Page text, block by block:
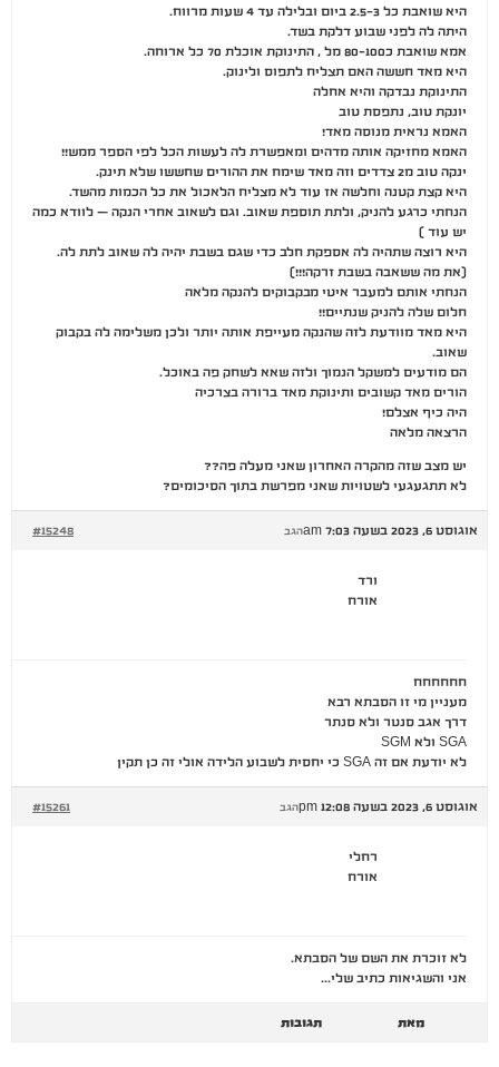
היא שואבת כל 2.5-3 ביום ובלילה עד 4 שעות מרווח.
היתה לה לפני שבוע דלקת בשד.
אמא שואבת כ80-100 מל , התינוקת אוכלת 70 כל ארוחה.
היא מאד חששה האם תצליח לתפוס ולינוק.
התינוקת נבדקה והיא אחלה
יונקת טוב, נתפסת טוב
האמא נראית מנוסה מאד!
האמא מחזיקה אותה מדהים ומאפשרת לה לעשות הכל לפי הספר ממש!!
ינקה טוב מ2 צדדים וזה מאד שימח את ההורים שחששו שלא תינק.
היא קצת קטנה וחלשה אז עוד לא מצליח הלאכול את כל הכמות מהשד.
הנחתי כרגע להניק, ולתת תוספת שאוב. וגם לשאוב אחרי הנקה – לוודא כמה
יש עוד )
היא רוצה שתהיה לה אספקת חלב כדי שגם בשבת יהיה לה שאוב לתת לה.
(את מה ששאבה בשבת זרקה!!!)
הנחתי אותם למעבר איטי מבקבוקים להנקה מלאה
חלום שלה להניק שנתיים!!
היא מאד מוודעת לזה שהנקה מעייפת אותה יותר ולכן משלימה לה בקבוק
שאוב.
הם מודעים למשקל הנמוך ולזה שאא לשחק פה באוכל.
הורים מאד קשובים ותינוקת מאד ברורה בצרכיה
היה כיף אצלם!
הרצאה מלאה
יש מצב שזה מהקרה האחרון שאני מעלה פה??
לא תתגעגעי לשטויות שאני מפרשת בתוך הסיכומים?
אוגוסט 6, 2023 בשעה 7:03 am #15248 הגב
ורד
אורח
חחחחחח
מעניין מי זו הסבתא רבא
דרך אגב סנטר ולא סנתר
SGA ולא SGM
לא יודעת אם זה SGA כי יחסית לשבוע הלידה אולי זה כן תקין
אוגוסט 6, 2023 בשעה 12:08 pm #15261 הגב
רחלי
אורח
לא זוכרת את השם של הסבתא.
אני והשגיאות כתיב שלי…
מאת תגובות